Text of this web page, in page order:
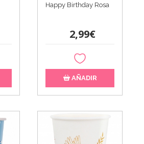
Happy Birthday Rosa
2,99€
AÑADIR